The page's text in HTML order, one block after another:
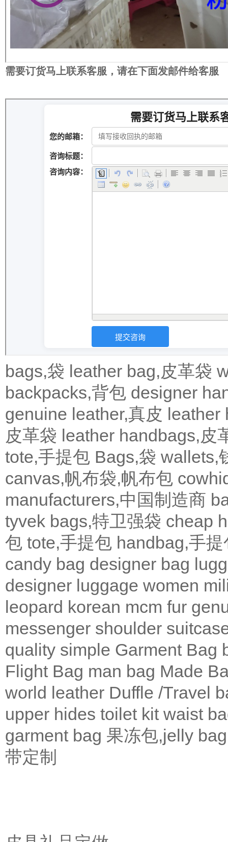
需要订货马上联系客服，请在下面发邮件给客服
bags,袋 leather bag,皮革袋
backpacks,背包 designer
genuine leather,真皮 leather
皮革袋 leather handbags,皮
tote,手提包 Bags,袋 wallets,
canvas,帆布袋,帆布包
manufacturers,中国制造商
tyvek bags,特卫强袋 cheap
包 tote,手提包 handbag,手提
candy bag designer bag
designer luggage women
leopard korean mcm fur
messenger shoulder
quality simple Garment Bag
Flight Bag man bag Made
world leather Duffle /Travel
upper hides toilet kit waist
garment bag 果冻包,jelly bag
带定制